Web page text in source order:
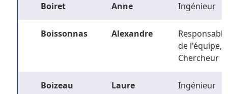
Boiret Anne Ingénieur
Boissonnas Alexandre
Responsable
de l'équipe,
Chercheur
Boizeau Laure Ingénieur